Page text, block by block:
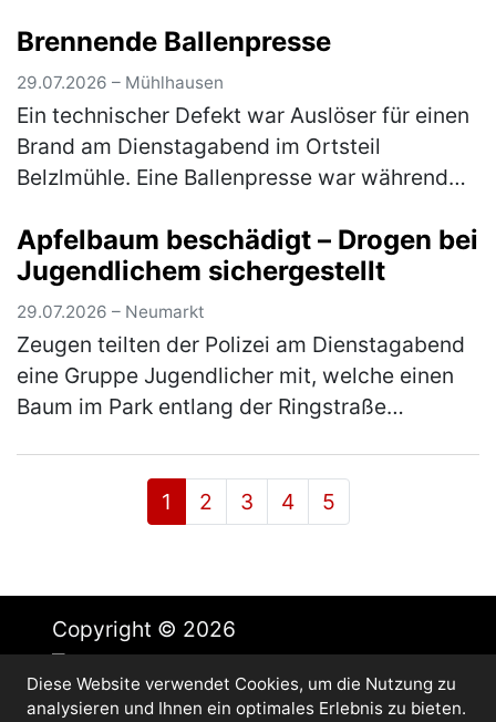
kurz nach Mitternacht, …(mehr)
Brennende Ballenpresse
29.07.2026 – Mühlhausen
Ein technischer Defekt war Auslöser für einen
Brand am Dienstagabend im Ortsteil
Belzlmühle. Eine Ballenpresse war während
aufgegangen. Brennende Fahrzeugteile lösten
si…(mehr)
Apfelbaum beschädigt – Drogen bei
Jugendlichem sichergestellt
29.07.2026 – Neumarkt
Zeugen teilten der Polizei am Dienstagabend
eine Gruppe Jugendlicher mit, welche einen
Baum im Park entlang der Ringstraße
1
2 3 4 5
Copyright © 2026
Impressum
Diese Website verwendet Cookies, um die Nutzung zu
analysieren und Ihnen ein optimales Erlebnis zu bieten.